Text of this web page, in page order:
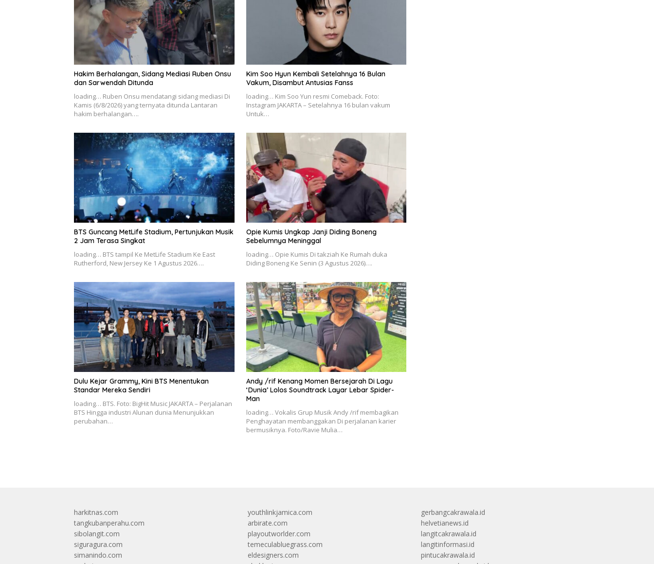
Hakim Berhalangan, Sidang Mediasi Ruben Onsu
dan Sarwendah Ditunda
loading… Ruben Onsu mendatangi sidang mediasi Di
Kamis (6/8/2026) yang ternyata ditunda Lantaran
hakim berhalangan….
Kim Soo Hyun Kembali Setelahnya 16 Bulan
Vakum, Disambut Antusias Fanss
loading… Kim Soo Yun resmi Comeback. Foto:
Instagram JAKARTA – Setelahnya 16 bulan vakum
Untuk…
BTS Guncang MetLife Stadium, Pertunjukan Musik
2 Jam Terasa Singkat
loading… BTS tampil Ke MetLife Stadium Ke East
Rutherford, New Jersey Ke 1 Agustus 2026….
Opie Kumis Ungkap Janji Diding Boneng
Sebelumnya Meninggal
loading… Opie Kumis Di takziah Ke Rumah duka
Diding Boneng Ke Senin (3 Agustus 2026)….
Dulu Kejar Grammy, Kini BTS Menentukan
Standar Mereka Sendiri
loading… BTS. Foto: BigHit Music JAKARTA – Perjalanan
BTS Hingga industri Alunan dunia Menunjukkan
perubahan…
Andy /rif Kenang Momen Bersejarah Di Lagu
‘Dunia’ Lolos Soundtrack Layar Lebar Spider-
Man
loading… Vokalis Grup Musik Andy /rif membagikan
Penghayatan membanggakan Di perjalanan karier
bermusiknya. Foto/Ravie Mulia…
harkitnas.com
tangkubanperahu.com
sibolangit.com
siguragura.com
simanindo.com
youthlinkjamica.com
arbirate.com
playoutworlder.com
temeculabluegrass.com
eldesigners.com
gerbangcakrawala.id
helvetianews.id
langitcakrawala.id
langitinformasi.id
pintucakrawala.id